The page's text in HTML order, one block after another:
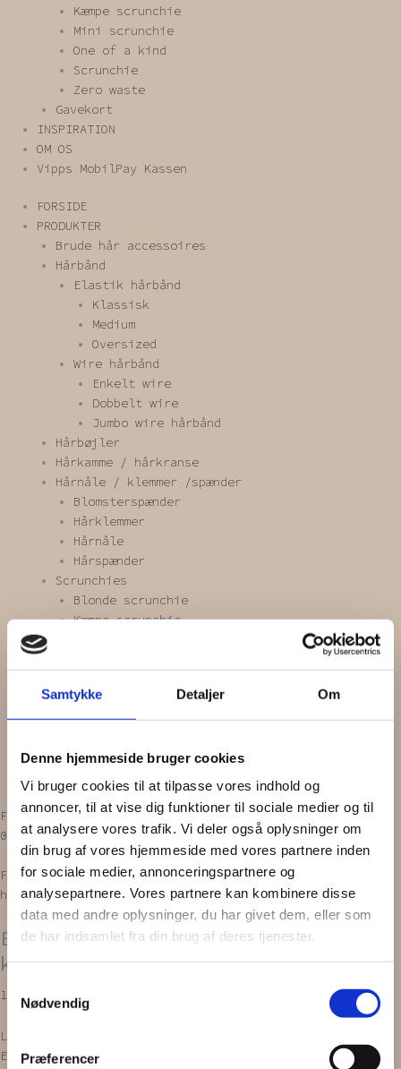
Samtykke Detaljer Om
Denne hjemmeside bruger cookies
Vi bruger cookies til at tilpasse vores indhold og
annoncer, til at vise dig funktioner til sociale medier og til
at analysere vores trafik. Vi deler også oplysninger om
din brug af vores hjemmeside med vores partnere inden
for sociale medier, annonceringspartnere og
analysepartnere. Vores partnere kan kombinere disse
data med andre oplysninger, du har givet dem, eller som
de har indsamlet fra din brug af deres tjenester.
Nødvendig
Præferencer
Kæmpe scrunchie
Mini scrunchie
One of a kind
Scrunchie
Zero waste
Gavekort
INSPIRATION
OM OS
Vipps MobilPay Kassen
FORSIDE
PRODUKTER
Brude hår accessoires
Hårbånd
Elastik hårbånd
Klassisk
Medium
Oversized
Wire hårbånd
Enkelt wire
Dobbelt wire
Jumbo wire hårbånd
Hårbøjler
Hårkamme / hårkranse
Hårnåle / klemmer /spænder
Blomsterspænder
Hårklemmer
Hårnåle
Hårspænder
Scrunchies
Blonde scrunchie
Kæmpe scrunchie
Zero waste
Gavekort
OM OS
Vipps MobilPay Kassen
Facebook Instagram
0,00 kr. 0 Kurv
Forside/PRODUKTER /Hårbånd/Elastik
hårbånd/ ELASTIK HÅRBÅND | Støvet blå, klassisk
ELASTIK HÅRBÅND | Støvet blå,
klassisk
199,00
Læg i kurv
Elastik hårbåndet
er håndlavet og bliver lavet ud af